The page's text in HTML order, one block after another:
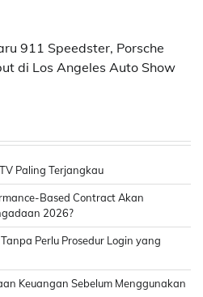
911 Speedster, Porsche
di Los Angeles Auto Show
Paling Terjangkau
Based Contract Akan
2026?
Perlu Prosedur Login yang
Keuangan Sebelum Menggunakan